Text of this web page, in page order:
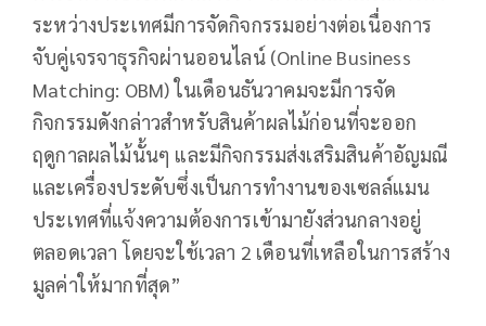
ระหว่างประเทศมีการจัดกิจกรรมอย่างต่อเนื่องการ
จับคู่เจรจาธุรกิจผ่านออนไลน์ (Online Business
Matching: OBM) ในเดือนธันวาคมจะมีการจัด
กิจกรรมดังกล่าวสำหรับสินค้าผลไม้ก่อนที่จะออก
ฤดูกาลผลไม้นั้นๆ และมีกิจกรรมส่งเสริมสินค้าอัญมณี
และเครื่องประดับซึ่งเป็นการทำงานของเซลล์แมน
ประเทศที่แจ้งความต้องการเข้ามายังส่วนกลางอยู่
ตลอดเวลา โดยจะใช้เวลา 2 เดือนที่เหลือในการสร้าง
มูลค่าให้มากที่สุด”